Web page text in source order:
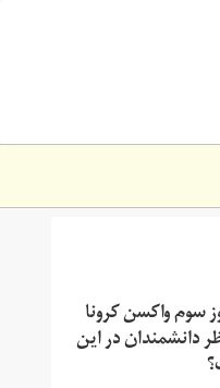
سوم واکسن کرونا
دانشمندان در این